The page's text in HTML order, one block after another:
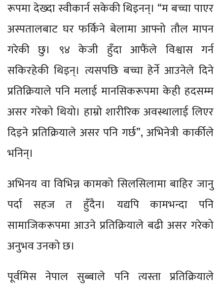
रूपमा देख्दा स्वीकार्न सकेकी थिइनन्। “म बच्चा पाएर
अस्पतालबाट घर फर्किने बेलामा आफ्नो तौल मापन
गरेकी छु। ९४ केजी हुँदा आफैंले विश्वास गर्न
सकिरहेकी थिइन्। त्यसपछि बच्चा हेर्ने आउनेले दिने
प्रतिक्रियाले पनि मलाई मानसिकरूपमा केही हदसम्म
असर गरेको थियो। हाम्रो शारीरिक अवस्थालाई लिएर
दिइने प्रतिक्रियाले असर पनि गर्छ”, अभिनेत्री कार्कीले
भनिन्।
अभिनय वा विभिन्न कामको सिलसिलामा बाहिर जानु
पर्दा सहज त हुँदैन। यद्यपि कामभन्दा पनि
सामाजिकरूपमा आउने प्रतिक्रियाले बढी असर गरेको
अनुभव उनको छ।
पूर्वमिस नेपाल सुब्बाले पनि त्यस्ता प्रतिक्रियाले